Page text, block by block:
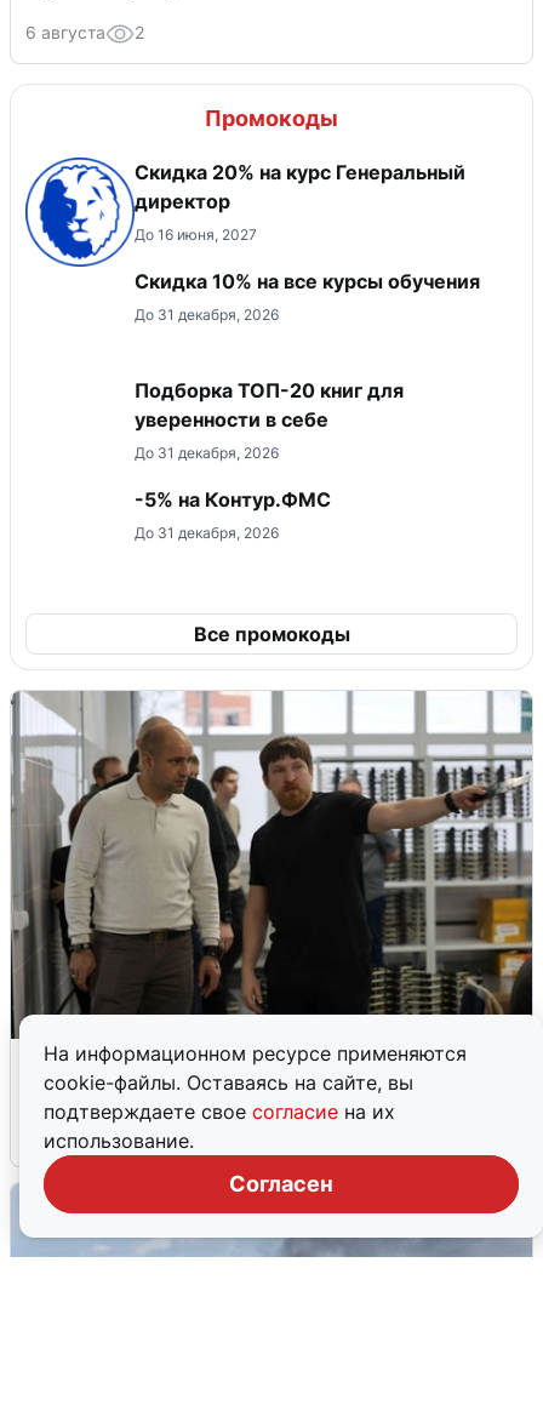
На информационном ресурсе применяются
cookie-файлы. Оставаясь на сайте, вы
подтверждаете свое согласие на их
использование.
Согласен
6 августа 2
Промокоды
Скидка 20% на курс Генеральный
директор
До 16 июня, 2027
Скидка 10% на все курсы обучения
До 31 декабря, 2026
Подборка ТОП-20 книг для
уверенности в себе
До 31 декабря, 2026
-5% на Контур.ФМС
До 31 декабря, 2026
Все промокоды
Кто такой Владимир Ткачук и почему
его Mercedes взорвали
5 августа 0